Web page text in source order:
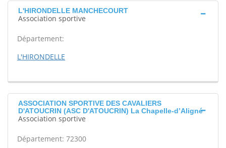
L'HIRONDELLE MANCHECOURT
Association sportive
Département:
L'HIRONDELLE
ASSOCIATION SPORTIVE DES CAVALIERS
D'ATOUCRIN (ASC D'ATOUCRIN) La Chapelle-d’Aligné
Association sportive
Département: 72300